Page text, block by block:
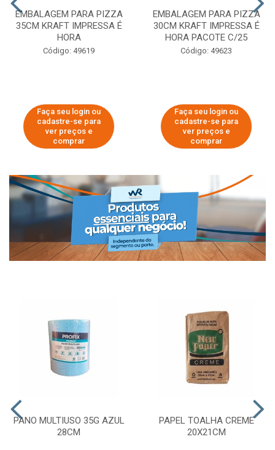
EMBALAGEM PARA PIZZA
35CM KRAFT IMPRESSA É
HORA
Código: 49619
Faça seu login ou
cadastre-se para
ver preços e
comprar
EMBALAGEM PARA PIZZA
30CM KRAFT IMPRESSA É
HORA PACOTE C/25
Código: 49623
Faça seu login ou
cadastre-se para
ver preços e
comprar
PANO MULTIUSO 35G AZUL
28CM
PAPEL TOALHA CREME
20X21CM